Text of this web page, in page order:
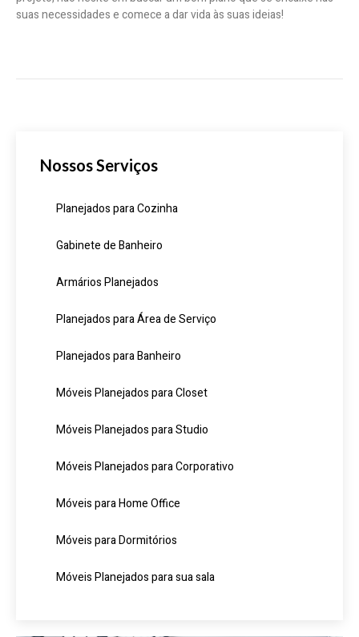
suas necessidades e comece a dar vida às suas ideias!
Nossos Serviços
Planejados para Cozinha
Gabinete de Banheiro
Armários Planejados
Planejados para Área de Serviço
Planejados para Banheiro
Móveis Planejados para Closet
Móveis Planejados para Studio
Móveis Planejados para Corporativo
Móveis para Home Office
Móveis para Dormitórios
Móveis Planejados para sua sala